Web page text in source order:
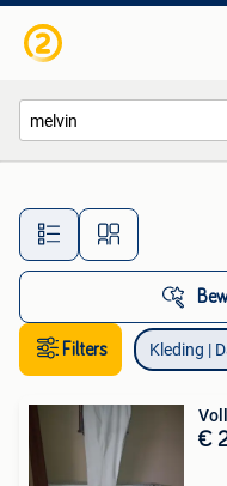
Filters Kleding |
€